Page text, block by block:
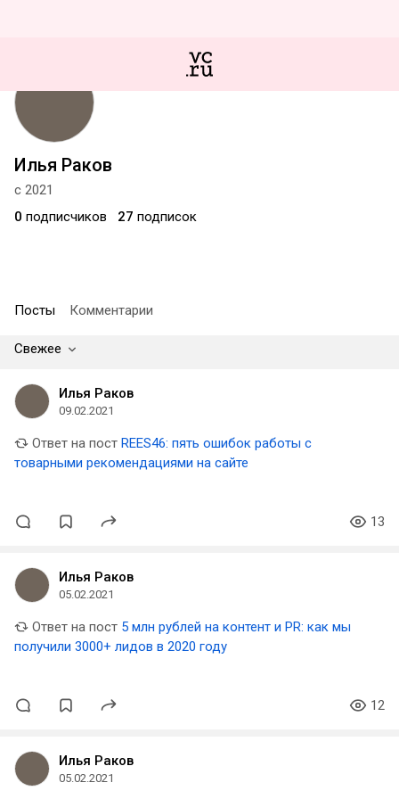
Илья Раков
с 2021
0 подписчиков 27 подписок
Посты Комментарии
Свежее
Илья Раков
09.02.2021
Ответ на пост REES46: пять ошибок работы с
товарными рекомендациями на сайте
13
Илья Раков
05.02.2021
Ответ на пост 5 млн рублей на контент и PR: как мы
получили 3000+ лидов в 2020 году
12
Илья Раков
05.02.2021